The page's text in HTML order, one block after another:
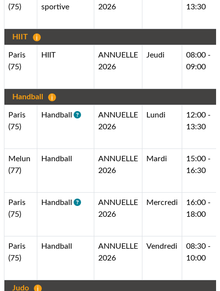
(75)
sportive
2026
13:30
HIIT
Paris
(75)
HIIT
ANNUELLE
2026
Jeudi
08:00 -
09:00
Handball
Paris
(75)
Handball
ANNUELLE
2026
Lundi
12:00 -
13:30
Melun
(77)
Handball
ANNUELLE
2026
Mardi
15:00 -
16:30
Paris
(75)
Handball
ANNUELLE
2026
Mercredi
16:00 -
18:00
Paris
(75)
Handball
ANNUELLE
2026
Vendredi
08:30 -
10:00
Judo